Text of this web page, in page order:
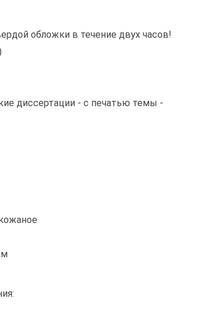
обложки в течение двух часов!
диссертации - с печатью темы -